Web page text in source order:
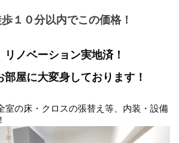
１０分以内でこの価格！
ノベーション実地済！
部屋に大変身しております！
室の床・クロスの張替え等、内装・設備